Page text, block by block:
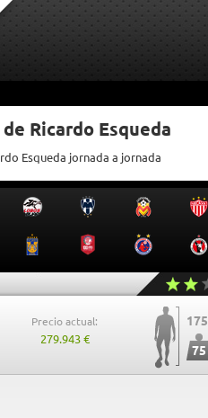
Ricardo Esqueda
Esqueda jornada a jornada
Precio actual:
279.943 €
175
75